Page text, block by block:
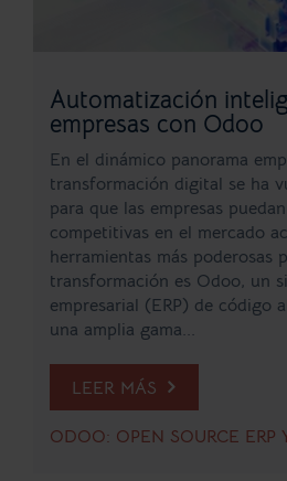
Automatización
empresas con Odoo
En el dinámico panorama
transformación digital se ha
para que las empresas
competitivas en el mercado
herramientas más poderosas
transformación es Odoo, un
empresarial (ERP) de código
una amplia gama...
LEER MÁS
ODOO: OPEN SOURCE ERP